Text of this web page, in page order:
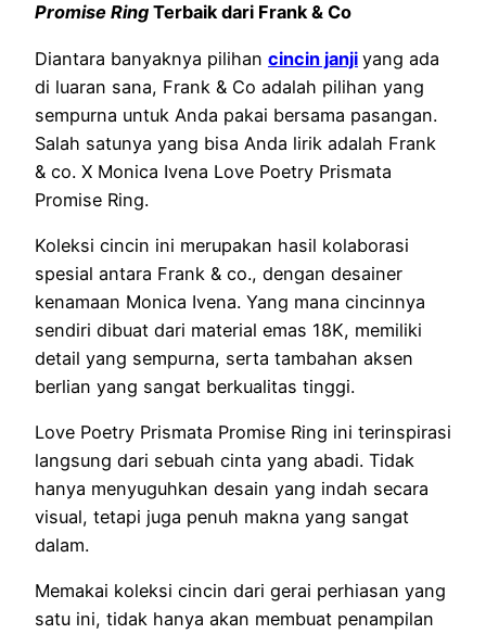
Promise Ring Terbaik dari Frank & Co
Diantara banyaknya pilihan cincin janji yang ada
di luaran sana, Frank & Co adalah pilihan yang
sempurna untuk Anda pakai bersama pasangan.
Salah satunya yang bisa Anda lirik adalah Frank
& co. X Monica Ivena Love Poetry Prismata
Promise Ring.
Koleksi cincin ini merupakan hasil kolaborasi
spesial antara Frank & co., dengan desainer
kenamaan Monica Ivena. Yang mana cincinnya
sendiri dibuat dari material emas 18K, memiliki
detail yang sempurna, serta tambahan aksen
berlian yang sangat berkualitas tinggi.
Love Poetry Prismata Promise Ring ini terinspirasi
langsung dari sebuah cinta yang abadi. Tidak
hanya menyuguhkan desain yang indah secara
visual, tetapi juga penuh makna yang sangat
dalam.
Memakai koleksi cincin dari gerai perhiasan yang
satu ini, tidak hanya akan membuat penampilan